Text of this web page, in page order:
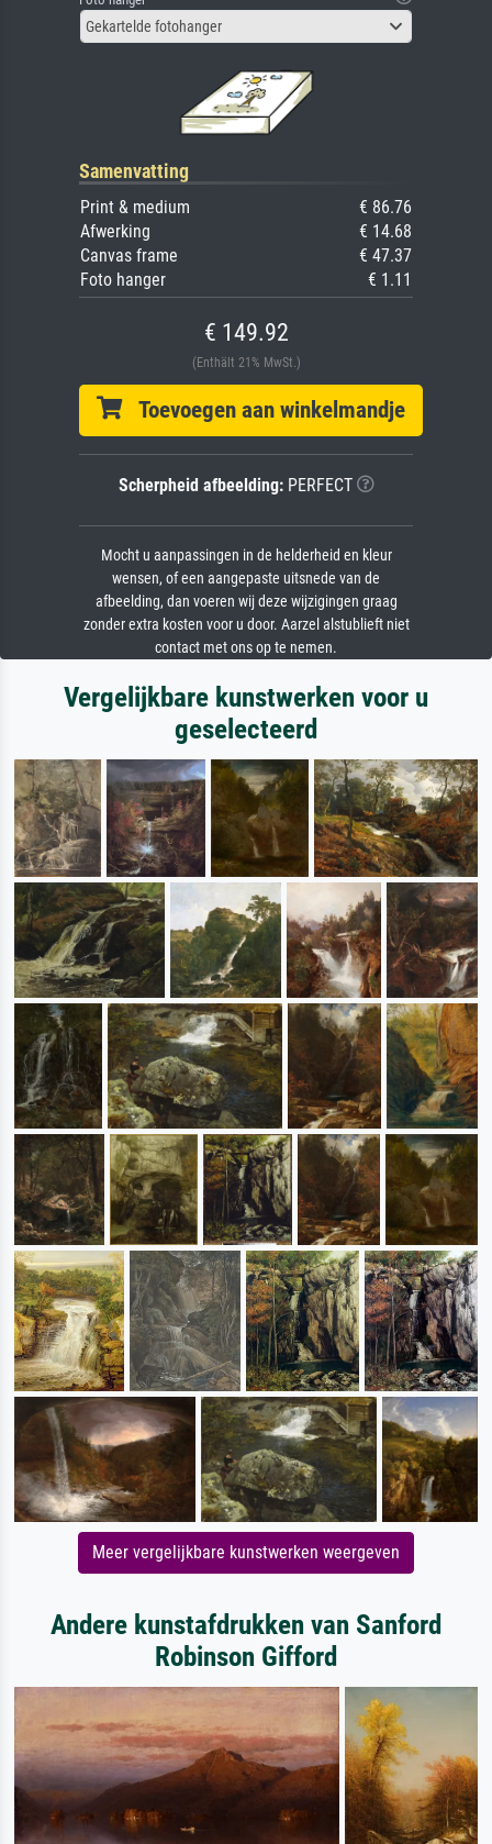
Gekartelde fotohanger
Samenvatting
Print & medium
€ 86.76
Afwerking
€ 14.68
Canvas frame
€ 47.37
Foto hanger
€ 1.11
€ 149.92
(Enthält 21% MwSt.)
Toevoegen aan winkelmandje
Scherpheid afbeelding:PERFECT
Mocht u aanpassingen in de helderheid en kleur
wensen, of een aangepaste uitsnede van de
afbeelding, dan voeren wij deze wijzigingen graag
zonder extra kosten voor u door. Aarzel alstublieft niet
contact met ons op te nemen.
Vergelijkbare kunstwerken voor u
geselecteerd
Meer vergelijkbare kunstwerken weergeven
Andere kunstafdrukken van Sanford
Robinson Gifford